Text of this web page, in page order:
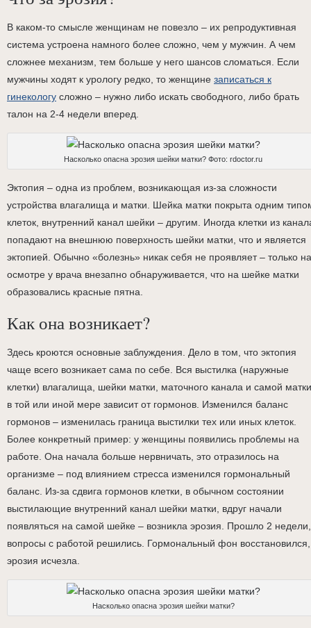
В каком-то смысле женщинам не повезло – их репродуктивная
система устроена намного более сложно, чем у мужчин. А чем
сложнее механизм, тем больше у него шансов сломаться. Если
мужчины ходят к урологу редко, то женщине записаться к
гинекологу сложно – нужно либо искать свободного, либо брать
талон на 2-4 недели вперед.
Насколько опасна эрозия шейки матки? Фото: rdoctor.ru
Эктопия – одна из проблем, возникающая из-за сложности
устройства влагалища и матки. Шейка матки покрыта одним
клеток, внутренний канал шейки – другим. Иногда клетки из
попадают на внешнюю поверхность шейки матки, что и является
эктопией. Обычно «болезнь» никак себя не проявляет – только на
осмотре у врача внезапно обнаруживается, что на шейке матки
образовались красные пятна.
Как она возникает?
Здесь кроются основные заблуждения. Дело в том, что эктопия
чаще всего возникает сама по себе. Вся выстилка (наружные
клетки) влагалища, шейки матки, маточного канала и самой матки
в той или иной мере зависит от гормонов. Изменился баланс
гормонов – изменилась граница выстилки тех или иных клеток.
Более конкретный пример: у женщины появились проблемы на
работе. Она начала больше нервничать, это отразилось на
организме – под влиянием стресса изменился гормональный
баланс. Из-за сдвига гормонов клетки, в обычном состоянии
выстилающие внутренний канал шейки матки, вдруг начали
появляться на самой шейке – возникла эрозия. Прошло 2 недели,
вопросы с работой решились. Гормональный фон восстановился,
эрозия исчезла.
Насколько опасна эрозия шейки матки?